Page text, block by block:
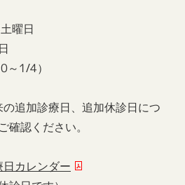
曜日
～1/4）
追加診療日、追加休診日につ
確認ください。
カレンダー